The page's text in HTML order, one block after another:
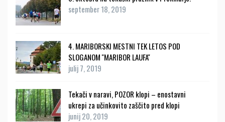
september 18, 2019
4. MARIBORSKI MESTNI TEK LETOS POD
SLOGANOM ''MARIBOR LAUFA''
julij 7, 2019
Tekači v naravi, POZOR klopi – enostavni
ukrepi za učinkovito zaščito pred klopi
junij 20, 2019